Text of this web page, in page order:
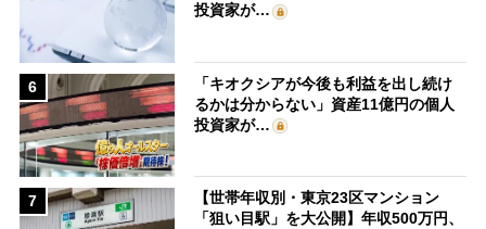
投資家が…
6
「キオクシアが今後も利益を出し続け
るかは分からない」資産11億円の個人
投資家が…
7
【世帯年収別・東京23区マンション
「狙い目駅」を大公開】年収500万円、